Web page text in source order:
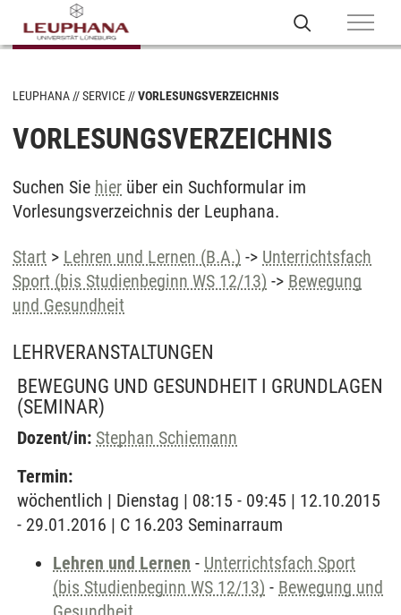
LEUPHANA SERVICE VORLESUNGSVERZEICHNIS
VORLESUNGSVERZEICHNIS
Suchen Sie hier über ein Suchformular im
Vorlesungsverzeichnis der Leuphana.
Start > Lehren und Lernen (B.A.) -> Unterrichtsfach
Sport (bis Studienbeginn WS 12/13) -> Bewegung
und Gesundheit
LEHRVERANSTALTUNGEN
BEWEGUNG UND GESUNDHEIT I GRUNDLAGEN
(SEMINAR)
Dozent/in: Stephan Schiemann
Termin:
wöchentlich | Dienstag | 08:15 - 09:45 | 12.10.2015
- 29.01.2016 | C 16.203 Seminarraum
Lehren und Lernen - Unterrichtsfach Sport
(bis Studienbeginn WS 12/13) - Bewegung und